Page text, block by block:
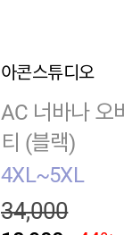
아콘스튜디오
AC 너바나 오
티 (블랙)
4XL~5XL
34,000